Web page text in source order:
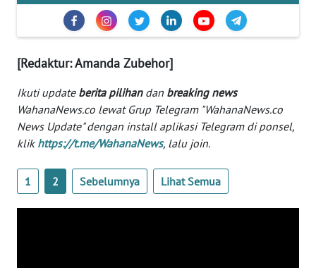
[Redaktur: Amanda Zubehor]
Ikuti update berita pilihandan breaking news
WahanaNews.co lewat Grup Telegram "WahanaNews.co
News Update" dengan install aplikasi Telegram di ponsel,
klik https://t.me/WahanaNews, lalu join.
1 2 Sebelumnya Lihat Semua
KAMI
INFO
IKLAN
TENTANG